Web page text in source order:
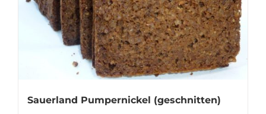
Sauerland Pumpernickel (geschnitten)